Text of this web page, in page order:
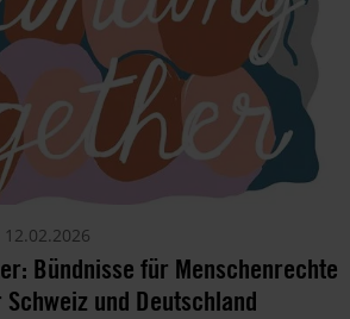
12.02.2026
Bündnisse für Menschenrechte
und Deutschland